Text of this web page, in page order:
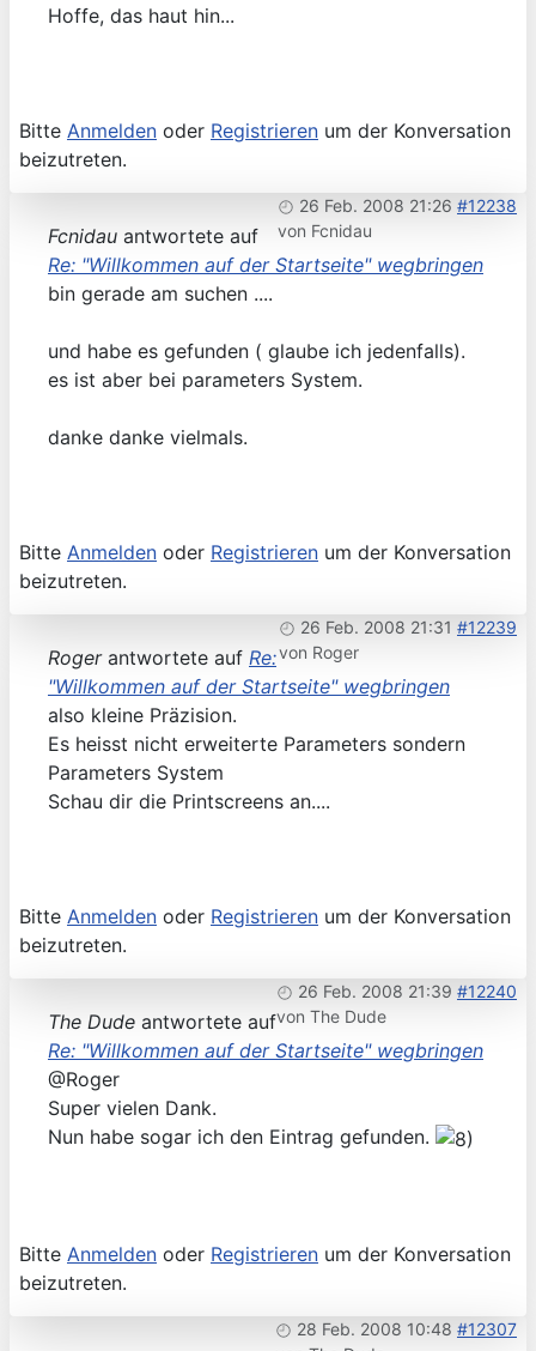
Hoffe, das haut hin...
Bitte Anmelden oder Registrieren um der Konversation
beizutreten.
26 Feb. 2008 21:26 #12238
von Fcnidau
Fcnidau antwortete auf
Re: "Willkommen auf der Startseite" wegbringen
bin gerade am suchen ....
und habe es gefunden ( glaube ich jedenfalls).
es ist aber bei parameters System.
danke danke vielmals.
Bitte Anmelden oder Registrieren um der Konversation
beizutreten.
26 Feb. 2008 21:31 #12239
von Roger
Rogerantwortete auf Re:
"Willkommen auf der Startseite" wegbringen
also kleine Präzision.
Es heisst nicht erweiterte Parameters sondern
Parameters System
Schau dir die Printscreens an....
Bitte Anmelden oder Registrieren um der Konversation
beizutreten.
26 Feb. 2008 21:39 #12240
von The Dude
The Dude antwortete auf
Re: "Willkommen auf der Startseite" wegbringen
@Roger
Super vielen Dank.
Nun habe sogar ich den Eintrag gefunden.
Bitte Anmelden oder Registrieren um der Konversation
beizutreten.
28 Feb. 2008 10:48 #12307